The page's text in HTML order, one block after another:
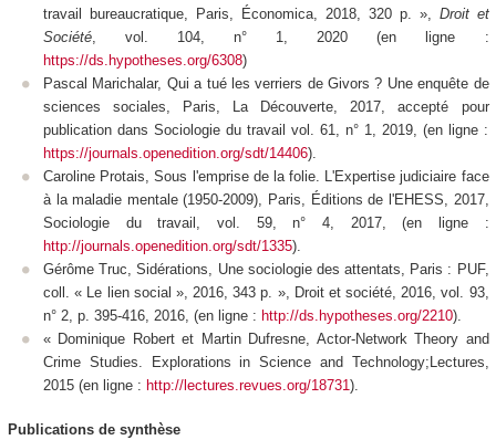
travail bureaucratique, Paris, Économica, 2018, 320 p. », Droit et
Société , vol. 104, n° 1, 2020 (en ligne :
https://ds.hypotheses.org/6308)
Pascal Marichalar, Qui a tué les verriers de Givors ? Une enquête de
sciences sociales, Paris, La Découverte, 2017, accepté pour
publication dans Sociologie du travail vol. 61, n° 1, 2019, (en ligne :
https://journals.openedition.org/sdt/14406).
Caroline Protais, Sous l'emprise de la folie. L'Expertise judiciaire face
à la maladie mentale (1950-2009), Paris, Éditions de l'EHESS, 2017,
Sociologie du travail , vol. 59, n° 4, 2017, (en ligne :
http://journals.openedition.org/sdt/1335).
Gérôme Truc,Sidérations Une sociologie des attentats , Paris : PUF,
coll. « Le lien social », 2016, 343 p. », Droit et société , 2016, vol. 93,
n° 2, p. 395-416, 2016, (en ligne : http://ds.hypotheses.org/2210).
« Dominique Robert et Martin Dufresne, Actor-Network Theory and
Crime Studies. Explorations in Science and Technology;Lectures,
2015 (en ligne : http://lectures.revues.org/18731).
Publications de synthèse